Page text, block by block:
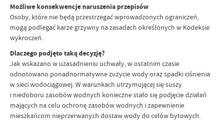
Możliwe konsekwencje naruszenia przepisów
Osoby, które nie będą przestrzegać wprowadzonych ograniczeń,
mogą podlegać karze grzywny na zasadach określonych w Kodeksie
wykroczeń.
Dlaczego podjęto taką decyzję?
Jak wskazano w uzasadnieniu uchwały, w ostatnim czasie
odnotowano ponadnormatywne zużycie wody oraz spadki ciśnienia
w sieci wodociągowej. W warunkach utrzymującej się suszy
i niedoboru zasobów wodnych konieczne stało się podjęcie działań
mających na celu ochronę zasobów wodnych i zapewnienie
mieszkańcom nieprzerwanych dostaw wody do celów bytowych.